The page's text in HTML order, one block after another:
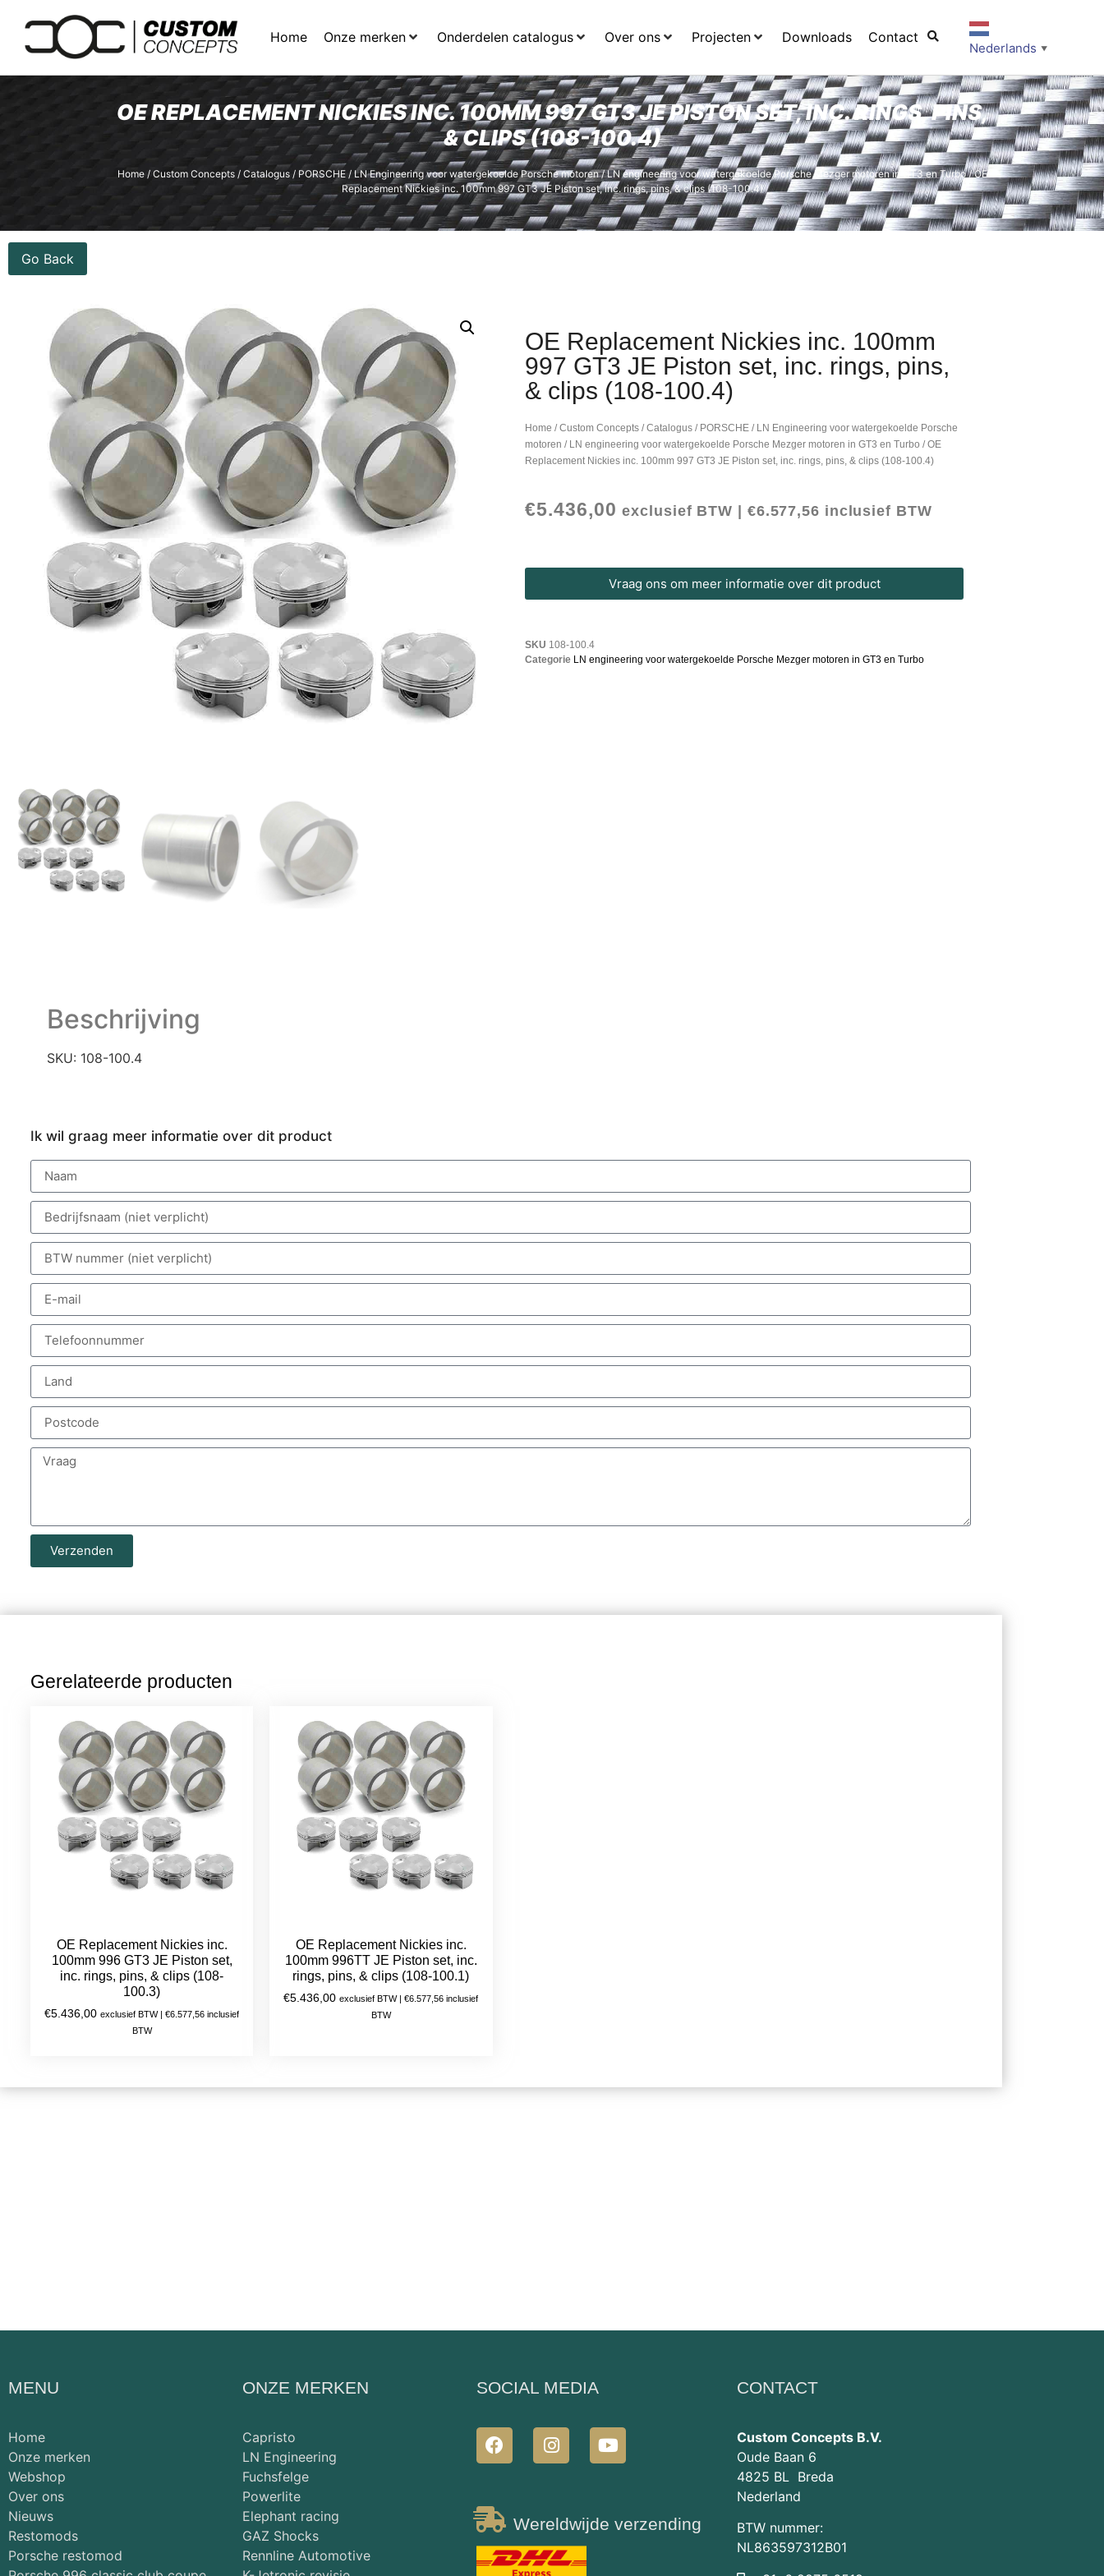
Home Onze merken Onderdelen catalogus Over ons Projecten Downloads Contact
Nederlands ▼
OE REPLACEMENT NICKIES INC. 100MM 997 GT3 JE PISTON SET, INC. RINGS, PINS,
& CLIPS (108-100.4)
Home/ Custom Concepts/ Catalogus/ PORSCHE/ LN Engineering voor watergekoelde Porsche motoren/LN engineering voor watergekoelde Porsche Mezger motoren in GT3 en Turbo/ OE
Replacement Nickies inc. 100mm 997 GT3 JE Piston set, inc. rings, pins, & clips (108-100.4)
Go Back
OE Replacement Nickies inc. 100mm
997 GT3 JE Piston set, inc. rings, pins,
& clips (108-100.4)
Home /Custom Concepts /Catalogus / PORSCHE / LN Engineering voor watergekoelde Porsche
motoren / LN engineering voor watergekoelde Porsche Mezger motoren in GT3 en Turbo / OE
Replacement Nickies inc. 100mm 997 GT3 JE Piston set, inc. rings, pins, & clips (108-100.4)
€5.436,00 exclusief BTW | €6.577,56 inclusief BTW
Vraag ons om meer informatie over dit product
SKU 108-100.4
Categorie LN engineering voor watergekoelde Porsche Mezger motoren in GT3 en Turbo
Beschrijving
SKU: 108-100.4
Ik wil graag meer informatie over dit product
Verzenden
Gerelateerde producten
OE Replacement Nickies inc.
100mm 996 GT3 JE Piston set,
inc. rings, pins, & clips (108-
100.3)
€5.436,00 exclusief BTW |€6.577,56 inclusief
BTW
OE Replacement Nickies inc.
100mm 996TT JE Piston set, inc.
rings, pins, & clips (108-100.1)
€5.436,00 exclusief BTW |€6.577,56 inclusief
BTW
MENU
Home
Onze merken
Webshop
Over ons
Nieuws
Restomods
Porsche restomod
ONZE MERKEN
Capristo
LN Engineering
Fuchsfelge
Powerlite
Elephant racing
GAZ Shocks
Rennline Automotive
SOCIAL MEDIA
Wereldwijde verzending
CONTACT
Custom Concepts B.V.
Oude Baan 6
4825 BL Breda
Nederland
BTW nummer:
NL863597312B01